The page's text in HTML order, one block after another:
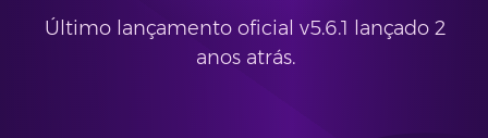
Último lançamento oficial v5.6.1 lançado 2
anos atrás.